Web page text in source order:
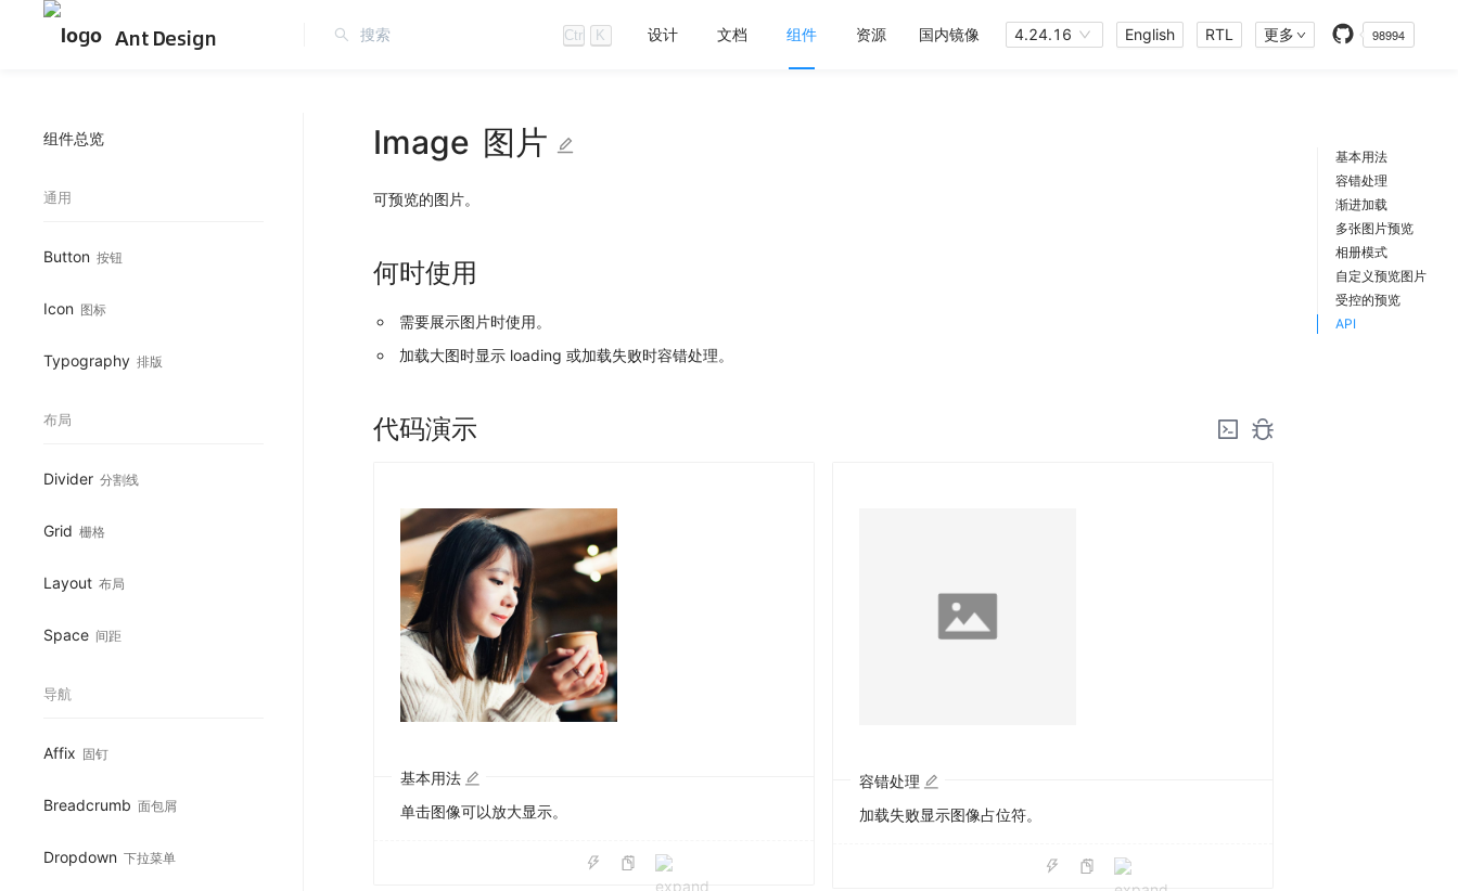
Ant Design Ctrl K 设计 文档 组件 资源 国内镜像 4.24.16 English RTL 更多 98994
组件总览
通用
Button 按钮
Icon 图标
Typography 排版
布局
Divider 分割线
Grid 栅格
Layout 布局
Space 间距
导航
Affix 固钉
Breadcrumb 面包屑
Dropdown 下拉菜单
基本用法
容错处理
渐进加载
多张图片预览
相册模式
自定义预览图片
受控的预览
API
Image 图片
可预览的图片。
何时使用
需要展示图片时使用。
加载大图时显示 loading 或加载失败时容错处理。
代码演示
基本用法
单击图像可以放大显示。
容错处理
加载失败显示图像占位符。